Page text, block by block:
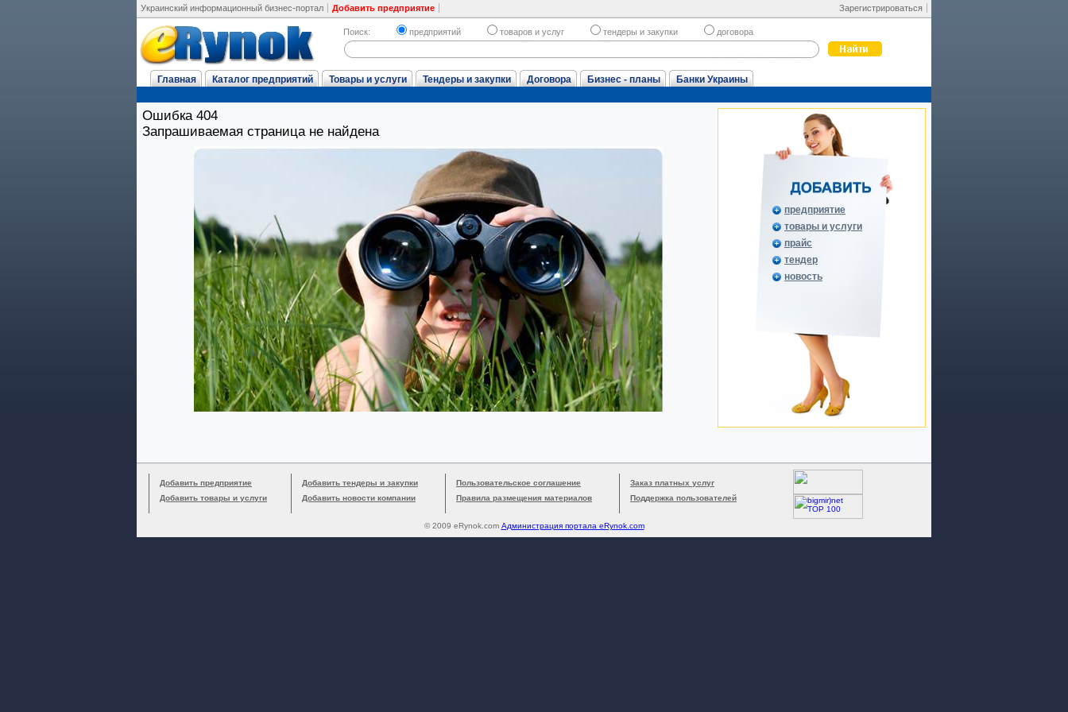
Зарегистрироваться
Украинский информационный бизнес-портал Добавить предприятие
Поиск: предприятий товаров и услуг тендеры и закупки договора
Главная Каталог предприятий Товары и услуги Тендеры и закупки Договора Бизнес - планы Банки Украины
Ошибка 404
Запрашиваемая страница не найдена
предприятие
товары и услуги
прайс
тендер
новость
Добавить предприятие
Добавить товары и услуги
Добавить тендеры и закупки
Добавить новости компании
Пользовательское соглашение
Правила размещения материалов
Заказ платных услуг
Поддержка пользователей
© 2009 eRynok.com Администрация портала eRynok.com